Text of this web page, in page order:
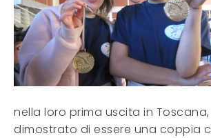
nella loro prima uscita in
dimostrato di essere una coppia